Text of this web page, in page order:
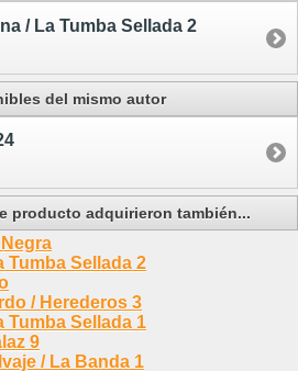
/ La Tumba Sellada 2
del mismo autor
producto adquirieron también...
Tumba Sellada 2
/ Herederos 3
Tumba Sellada 1
9
/ La Banda 1